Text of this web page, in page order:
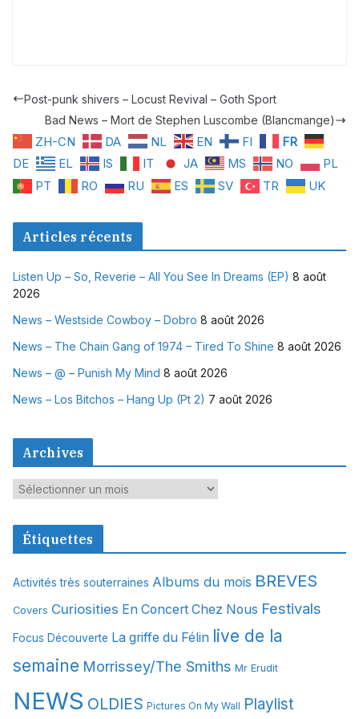
Post-punk shivers – Locust Revival – Goth Sport
Bad News – Mort de Stephen Luscombe (Blancmange)
ZH-CN DA NL EN FI
FR
DE
EL IS IT JA MS NO
PL
PT
RO RU ES SV TR UK
Articles récents
Listen Up – So, Reverie – All You See In Dreams (EP) 8 août
2026
News – Westside Cowboy – Dobro 8 août 2026
News – The Chain Gang of 1974 – Tired To Shine 8 août 2026
News – @ – Punish My Mind 8 août 2026
News – Los Bitchos – Hang Up (Pt 2) 7 août 2026
Archives
A
c
v
e
Étiquettes
Activités très souterraines Albums du mois BREVES
Covers Curiosities En Concert Chez Nous Festivals
Focus Découverte La griffe du Félin live de la
semaine Morrissey/The Smiths Mr Erudit
NEWS OLDIES Pictures On My Wall Playlist